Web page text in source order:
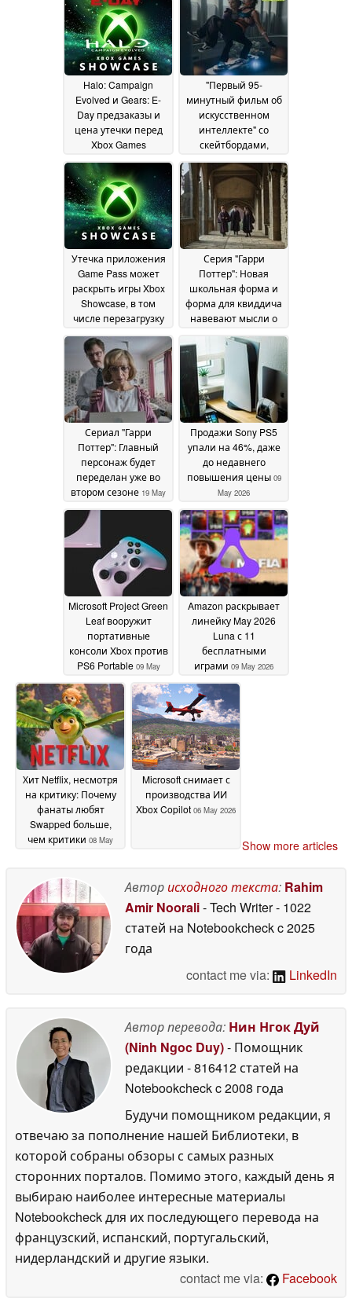
Halo: Campaign
Evolved и Gears: E-
Day предзаказы и
цена утечки перед
Xbox Games
08 June 2026
"Первый 95-
минутный фильм об
искусственном
интеллекте" со
скейтбордами,
множеством критики
в Интернете
29 May
2026
Утечка приложения
Game Pass может
раскрыть игры Xbox
Showcase, в том
числе перезагрузку
27 May 2026
Серия "Гарри
Поттер": Новая
школьная форма и
форма для квиддича
навевают мысли о
20 May 2026
Сериал "Гарри
Поттер": Главный
персонаж будет
переделан уже во
втором сезоне 19 May
2026
Продажи Sony PS5
упали на 46%, даже
до недавнего
повышения цены 09
May 2026
Microsoft Project Green
Leaf вооружит
портативные
консоли Xbox против
PS6 Portable 09 May
2026
Amazon раскрывает
линейку May 2026
Luna с 11
бесплатными
играми 09 May 2026
Хит Netflix, несмотря
на критику: Почему
фанаты любят
Swapped больше,
чем критики 08 May
Microsoft снимает с
производства ИИ
Xbox Copilot 06 May 2026
Show more articles
Авторисходного текста: Rahim
Amir Noorali- Tech Writer- 1022
статей на Notebookcheckc 2025
года
contact me via:
LinkedIn
Автор перевода: Нин Нгок Дуй
(Ninh Ngoc Duy)- Помощник
редакции - 816412 статей на
Notebookcheckc 2008 года
Будучи помощником редакции, я
отвечаю за пополнение нашей Библиотеки, в
которой собраны обзоры с самых разных
сторонних порталов. Помимо этого, каждый день я
выбираю наиболее интересные материалы
Notebookcheck для их последующего перевода на
французский, испанский, португальский,
нидерландский и другие языки.
contact me via:
Facebook